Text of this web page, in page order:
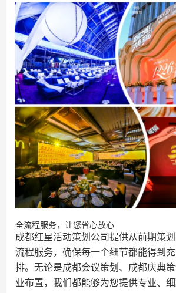
全流程服务，让您省心放心
成都红星活动策划公司提供从前期策
流程服务，确保每一个细节都能得到
排。无论是成都会议策划、成都庆典
业布置，我们都能够为您提供专业、细